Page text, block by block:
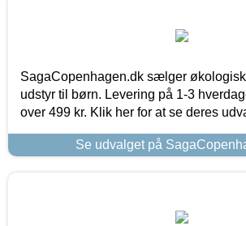
SagaCopenhagen.dk sælger
udstyr til børn. Levering på 1-3
over 499 kr. Klik her for at se deres
Se udvalget på